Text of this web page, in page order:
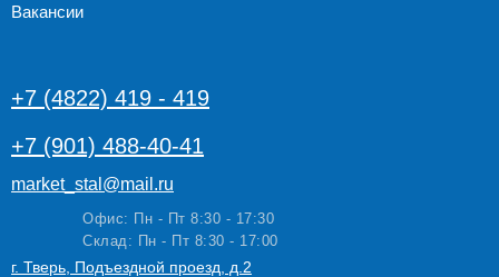
Вакансии
+7 (4822) 419 - 419
+7 (901) 488-40-41
Офис: Пн - Пт 8:30 - 17:30
Склад: Пн - Пт 8:30 - 17:00
market_stal@mail.ru
г. Тверь, Подъездной проезд, д.2